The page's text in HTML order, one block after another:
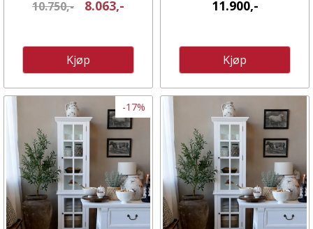
10.750,- 8.063,-
Kjøp
ANTIQUE
11.900,-
Kjøp
-17%